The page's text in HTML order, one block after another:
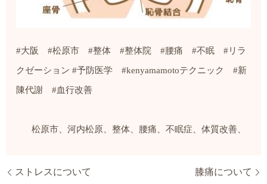
#大阪#松原市#整体#整体院#腰痛#不眠#リラ
クゼーション #予防医学#kenyamamotoテクニック#新
陳代謝#血行改善
松原市、河内松原、整体、腰痛、不眠症、体質改善、
ストレスについて 膝痛について